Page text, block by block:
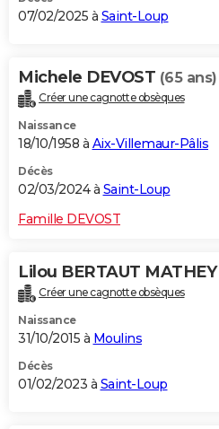
S'inscrire
Se connecter
Lycées
Collèges
Primaires
Universités
Entreprises
Service militaire
Avis de recherche
AVIS DE DÉCÈS
Bricolage
Lifestyle
Culture
Sport
Auto
Television
Voyage
Cinema
07/02/2025 à Saint-Loup
Michele DEVOST (65 ans)
Créer une cagnotte obsèques
Naissance
18/10/1958 à Aix-Villemaur-Pâlis
Décès
02/03/2024 à Saint-Loup
Famille DEVOST
Lilou BERTAUT MATHEY
Créer une cagnotte obsèques
Naissance
31/10/2015 à Moulins
Décès
01/02/2023 à Saint-Loup